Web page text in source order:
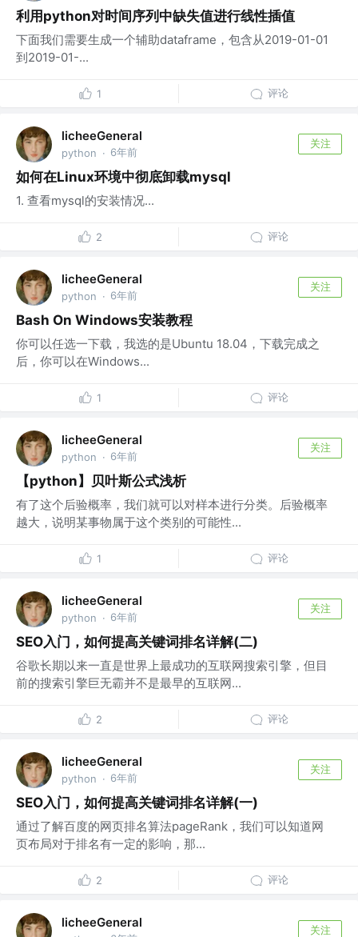
利用python对时间序列中缺失值进行线性插值
下面我们需要生成一个辅助dataframe，包含从2019-01-01
到2019-01-...
1 评论
licheeGeneral
python · 6年前
关注
如何在Linux环境中彻底卸载mysql
1. 查看mysql的安装情况...
2 评论
licheeGeneral
python · 6年前
关注
Bash On Windows安装教程
你可以任选一下载，我选的是Ubuntu 18.04，下载完成之
后，你可以在Windows...
1 评论
licheeGeneral
python · 6年前
关注
【python】贝叶斯公式浅析
有了这个后验概率，我们就可以对样本进行分类。后验概率
越大，说明某事物属于这个类别的可能性...
1 评论
licheeGeneral
python · 6年前
关注
SEO入门，如何提高关键词排名详解(二)
谷歌长期以来一直是世界上最成功的互联网搜索引擎，但目
前的搜索引擎巨无霸并不是最早的互联网...
2 评论
licheeGeneral
python · 6年前
关注
SEO入门，如何提高关键词排名详解(一)
通过了解百度的网页排名算法pageRank，我们可以知道网
页布局对于排名有一定的影响，那...
2 评论
licheeGeneral
关注